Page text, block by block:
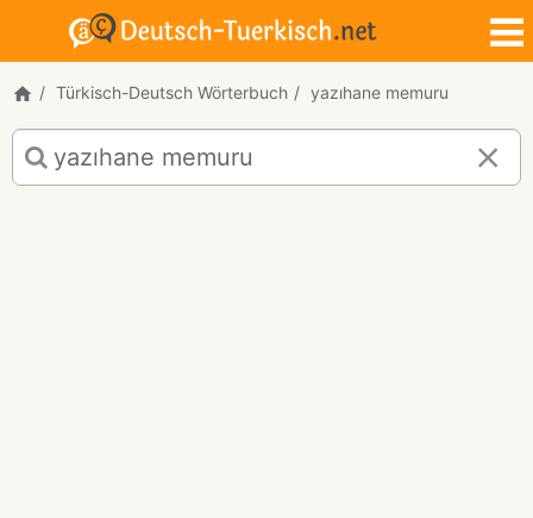
Türkisch-Deutsch Wörterbuch yazıhane memuru
Türkisch-
Deutsch
Übersetzung